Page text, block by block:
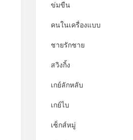
ข่มขืน
คนในเครื่องแบบ
ชายรักชาย
สวิงกิ้ง
เกย์ลักหลับ
เกย์ไบ
เซ็กส์หมู่